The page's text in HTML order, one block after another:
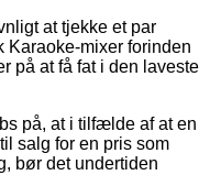
at tjekke et par
Karaoke-mixer forinden
på at få fat i den laveste
på, at i tilfælde af at en
salg for en pris som
bør det undertiden